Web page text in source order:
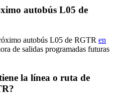
autobús L05 de
autobús L05 de RGTR en
de salidas programadas futuras
la línea o ruta de